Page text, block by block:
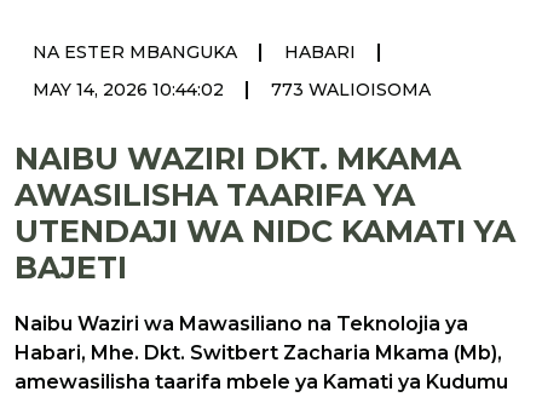
NA ESTER MBANGUKA | HABARI |
MAY 14, 2026 10:44:02 | 773 WALIOISOMA
NAIBU WAZIRI DKT. MKAMA
AWASILISHA TAARIFA YA
UTENDAJI WA NIDC KAMATI YA
BAJETI
Naibu Waziri wa Mawasiliano na Teknolojia ya
Habari, Mhe. Dkt. Switbert Zacharia Mkama (Mb),
amewasilisha taarifa mbele ya Kamati ya Kudumu